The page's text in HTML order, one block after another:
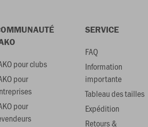
pour clubs
pour
pour
SERVICE
FAQ
Information
importante
Tableau des tailles
Expédition
Retours &